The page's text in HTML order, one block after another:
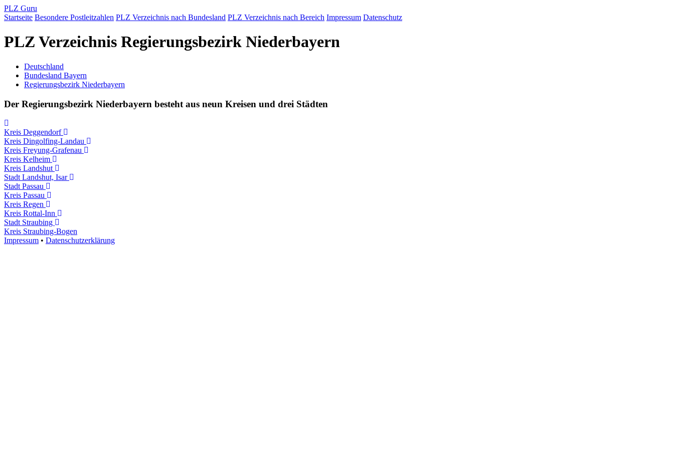
PLZ Guru
Startseite Besondere Postleitzahlen PLZ Verzeichnis nach Bundesland PLZ Verzeichnis nach Bereich Impressum Datenschutz
PLZ Verzeichnis Regierungsbezirk Niederbayern
Deutschland
Bundesland Bayern
Regierungsbezirk Niederbayern
Der Regierungsbezirk Niederbayern besteht aus neun Kreisen und drei Städten
Kreis Deggendorf
Kreis Dingolfing-Landau
Kreis Freyung-Grafenau
Kreis Kelheim
Kreis Landshut
Stadt Landshut, Isar
Stadt Passau
Kreis Passau
Kreis Regen
Kreis Rottal-Inn
Stadt Straubing
Kreis Straubing-Bogen
Impressum • Datenschutzerklärung